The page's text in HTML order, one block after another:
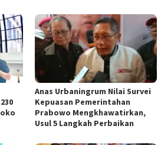
Anas Urbaningrum Nilai Survei
Kepuasan Pemerintahan
Prabowo Mengkhawatirkan,
Usul 5 Langkah Perbaikan